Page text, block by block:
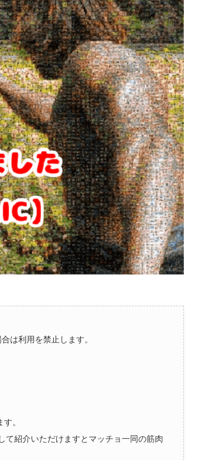
は利用を禁止します。
。
て紹介いただけますとマッチョ一同の筋肉